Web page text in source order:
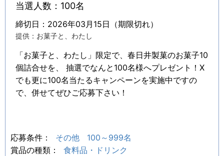
当選人数：100名
締切日：2026年03月15日（期限切れ）
提供：お菓子と、わたし
「お菓子と、わたし」限定で、春日井製菓のお菓子10
個詰合せを、 抽選でなんと100名様へプレゼント！X
でも更に100名当たるキャンペーンを実施中ですの
で、併せてぜひご応募下さい！
応募条件： その他
100～999名
賞品の種類：
食料品・ドリンク